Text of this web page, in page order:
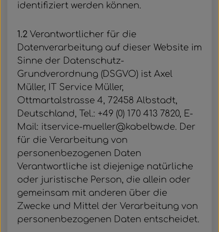
identifiziert werden können.
1.2 Verantwortlicher für die
Datenverarbeitung auf dieser Website im
Sinne der Datenschutz-
Grundverordnung (DSGVO) ist Axel
Müller, IT Service Müller,
Ottmartalstrasse 4, 72458 Albstadt,
Deutschland, Tel.: +49 (0) 170 413 7820, E-
Mail: itservice-mueller@kabelbw.de. Der
für die Verarbeitung von
personenbezogenen Daten
Verantwortliche ist diejenige natürliche
oder juristische Person, die allein oder
gemeinsam mit anderen über die
Zwecke und Mittel der Verarbeitung von
personenbezogenen Daten entscheidet.